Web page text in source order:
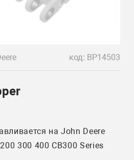
код: BP14503
на John Deere
Baler: 200 300 400 CB300 Series